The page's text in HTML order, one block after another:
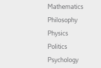
Mathematics
Philosophy
Physics
Politics
Psychology